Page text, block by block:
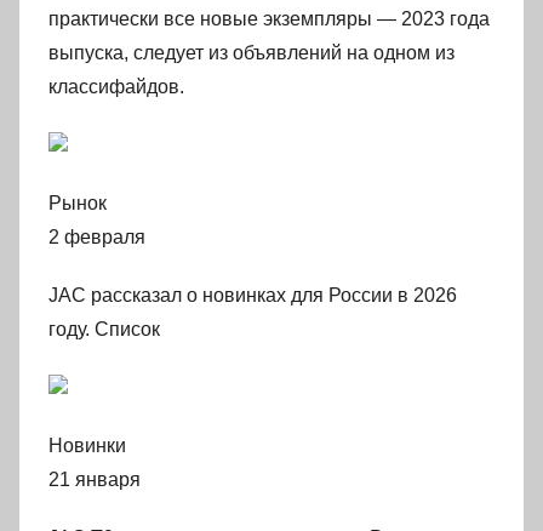
практически все новые экземпляры — 2023 года
выпуска, следует из объявлений на одном из
классифайдов.
Рынок
2 февраля
JAC рассказал о новинках для России в 2026
году. Список
Новинки
21 января